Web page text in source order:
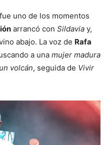
fue uno de los momentos
arrancó con Sildavia y,
abajo. La voz de Rafa
a una mujer madura
volcán, seguida de Vivir